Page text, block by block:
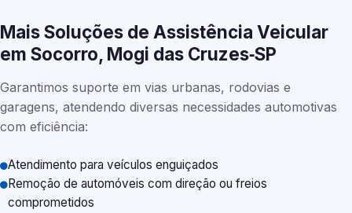
Mais Soluções de Assistência Veicular
em Socorro, Mogi das Cruzes‑SP
Garantimos suporte em vias urbanas, rodovias e
garagens, atendendo diversas necessidades automotivas
com eficiência:
Atendimento para veículos enguiçados
Remoção de automóveis com direção ou freios
comprometidos